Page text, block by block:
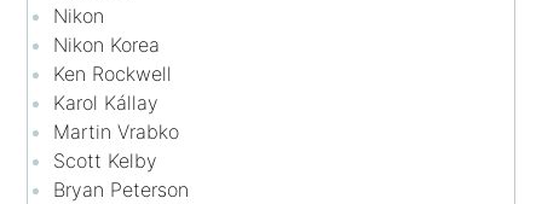
Nikon
Nikon Korea
Ken Rockwell
Karol Kállay
Martin Vrabko
Scott Kelby
Bryan Peterson